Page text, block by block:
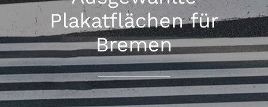
Plakatflächen für
Bremen